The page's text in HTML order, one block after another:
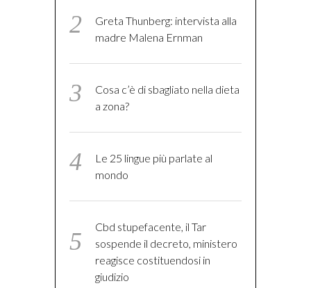
Greta Thunberg: intervista alla
madre Malena Ernman
Cosa c’è di sbagliato nella dieta
a zona?
Le 25 lingue più parlate al
mondo
Cbd stupefacente, il Tar
sospende il decreto, ministero
reagisce costituendosi in
giudizio